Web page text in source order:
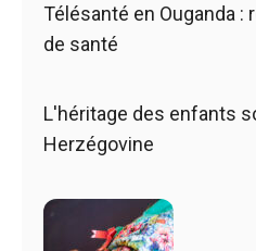
Télésanté en Ouganda
de santé
L'héritage des enfants
Herzégovine